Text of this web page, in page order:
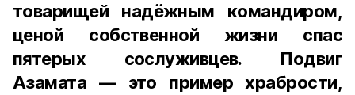
товарищей надёжным командиром,
ценой собственной жизни спас
пятерых сослуживцев. Подвиг
Азамата — это пример храбрости,